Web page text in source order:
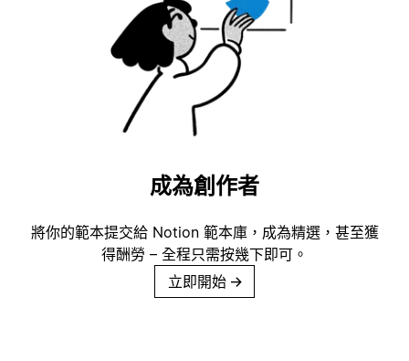
成為創作者
將你的範本提交給 Notion 範本庫，成為精選，甚至獲
得酬勞 – 全程只需按幾下即可。
立即開始 →